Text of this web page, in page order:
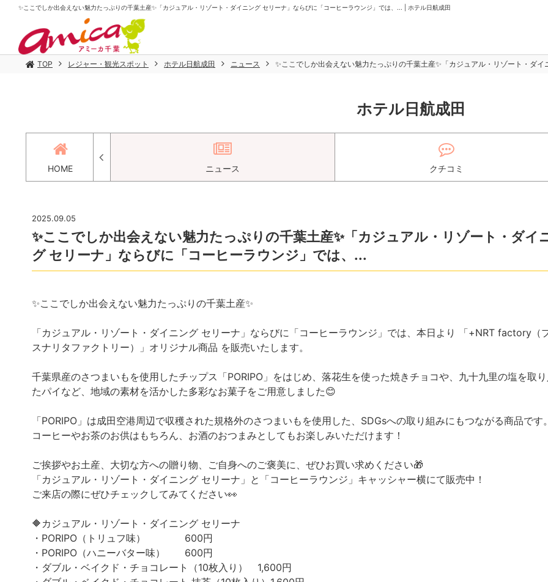
✨ここでしか出会えない魅力たっぷりの千葉土産✨「カジュアル・リゾート・ダイニング セリーナ」ならびに「コーヒーラウンジ」では、... | ホテル日航成田
TOP レジャー・観光スポット ホテル日航成田 ニュース ✨ここでしか出会えない魅力たっぷりの千葉土産✨「カジュアル・リゾート・ダ
ホテル日航成田
HOME ニュース クチコミ
2025.09.05
✨ここでしか出会えない魅力たっぷりの千葉土産✨「カジュアル・リゾート・ダイ
グ セリーナ」ならびに「コーヒーラウンジ」では、...
✨ここでしか出会えない魅力たっぷりの千葉土産✨
「カジュアル・リゾート・ダイニング セリーナ」ならびに「コーヒーラウンジ」では、本日より 「+NRT factory（
スナリタファクトリー）」オリジナル商品 を販売いたします。
千葉県産のさつまいもを使用したチップス「PORIPO」をはじめ、落花生を使った焼きチョコや、九十九里の塩を取
たパイなど、地域の素材を活かした多彩なお菓子をご用意しました😊
「PORIPO」は成田空港周辺で収穫された規格外のさつまいもを使用した、SDGsへの取り組みにもつながる商品です
コーヒーやお茶のお供はもちろん、お酒のおつまみとしてもお楽しみいただけます！
ご挨拶やお土産、大切な方への贈り物、ご自身へのご褒美に、ぜひお買い求めください🎁
「カジュアル・リゾート・ダイニング セリーナ」と「コーヒーラウンジ」キャッシャー横にて販売中！
ご来店の際にぜひチェックしてみてください👀
🔶カジュアル・リゾート・ダイニング セリーナ
・PORIPO（トリュフ味） 600円
・PORIPO（ハニーバター味） 600円
・ダブル・ベイクド・チョコレート（10枚入り） 1,600円